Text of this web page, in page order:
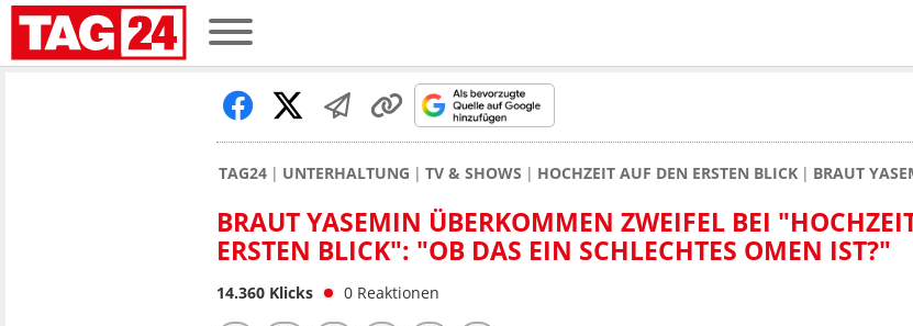
TAG24 UNTERHALTUNG TV & SHOWS HOCHZEIT AUF DEN ERSTEN BLICK BRAUT
BRAUT YASEMIN ÜBERKOMMEN ZWEIFEL BEI
ERSTEN BLICK": "OB DAS EIN SCHLECHTES OMEN IST?"
14.360 Klicks 0 Reaktionen